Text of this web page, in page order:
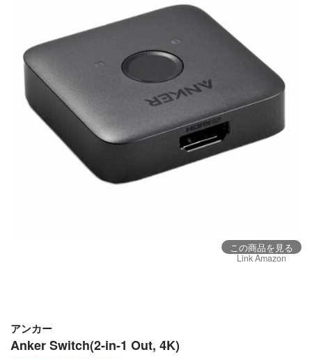
この商品を見る
Link Amazon
アンカー
Anker Switch(2-in-1 Out, 4K)